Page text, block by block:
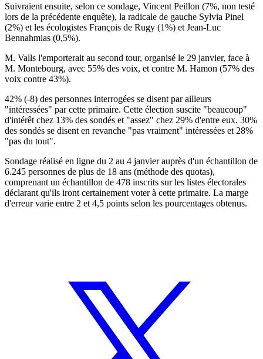
Suivraient ensuite, selon ce sondage, Vincent Peillon (7%, non testé
lors de la précédente enquête), la radicale de gauche Sylvia Pinel
(2%) et les écologistes François de Rugy (1%) et Jean-Luc
Bennahmias (0,5%).
M. Valls l'emporterait au second tour, organisé le 29 janvier, face à
M. Montebourg, avec 55% des voix, et contre M. Hamon (57% des
voix contre 43%).
42% (-8) des personnes interrogées se disent par ailleurs
"intéressées" par cette primaire. Cette élection suscite "beaucoup"
d'intérêt chez 13% des sondés et "assez" chez 29% d'entre eux. 30%
des sondés se disent en revanche "pas vraiment" intéressées et 28%
"pas du tout".
Sondage réalisé en ligne du 2 au 4 janvier auprès d'un échantillon de
6.245 personnes de plus de 18 ans (méthode des quotas),
comprenant un échantillon de 478 inscrits sur les listes électorales
déclarant qu'ils iront certainement voter à cette primaire. La marge
d'erreur varie entre 2 et 4,5 points selon les pourcentages obtenus.